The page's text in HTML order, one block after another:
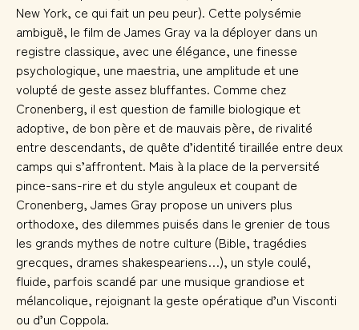
New York, ce qui fait un peu peur). Cette polysémie
ambiguë, le film de James Gray va la déployer dans un
registre classique, avec une élégance, une finesse
psychologique, une maestria, une amplitude et une
volupté de geste assez bluffantes. Comme chez
Cronenberg, il est question de famille biologique et
adoptive, de bon père et de mauvais père, de rivalité
entre descendants, de quête d’identité tiraillée entre deux
camps qui s’affrontent. Mais à la place de la perversité
pince-sans-rire et du style anguleux et coupant de
Cronenberg, James Gray propose un univers plus
orthodoxe, des dilemmes puisés dans le grenier de tous
les grands mythes de notre culture (Bible, tragédies
grecques, drames shakespeariens…), un style coulé,
fluide, parfois scandé par une musique grandiose et
mélancolique, rejoignant la geste opératique d’un Visconti
ou d’un Coppola.